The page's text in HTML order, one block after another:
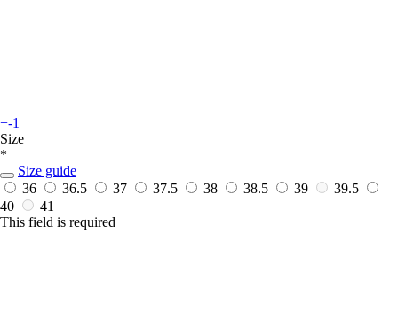
+-1
Size
*
Size guide
36
36.5 37 37.5 38 38.5 39
39.5
40
41
This field is required